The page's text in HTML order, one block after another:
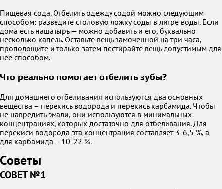
Пищевая сода. Отбелить одежду содой можно следующим
способом: разведите столовую ложку соды в литре воды. Если
дома есть нашатырь — можно добавить и его, буквально
несколько капель. Оставьте вещь замоченной на три часа,
прополощите и только затем постирайте вещь допустимым для
неё способом.
Что реально помогает отбелить зубы?
Для домашнего отбеливания используются два основных
вещества – перекись водорода и перекись карбамида. Чтобы
не навредить эмали, они используются в минимальных
концентрациях, которых достаточно для отбеливания. Для
перекиси водорода эта концентрация составляет 3-6,5 %, а
для карбамида – 10-22 %.
Советы
СОВЕТ №1